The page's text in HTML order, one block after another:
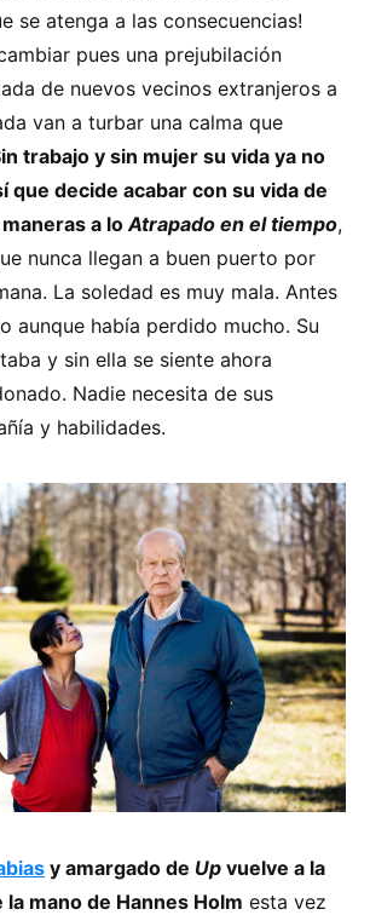
se atenga a las consecuencias!
pues una prejubilación
de nuevos vecinos extranjeros a
van a turbar una calma que
trabajo y sin mujer su vida ya no
que decide acabar con su vida de
a lo Atrapado en el tiempo,
nunca llegan a buen puerto por
La soledad es muy mala. Antes
aunque había perdido mucho. Su
y sin ella se siente ahora
Nadie necesita de sus
y habilidades.
y amargado de Up vuelve a la
mano de Hannes Holm esta vez